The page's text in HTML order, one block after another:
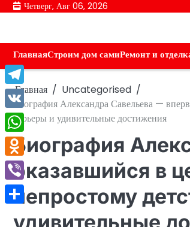
ПерейтиЧетверг, Авг 06, 2026
ГлавнаяСтроим дом самиРемонт и
Главная
Uncategorised
Биография Александра Савельева —
карьеры и удивительные достижения
Биография
оказавшийся в
непростому
удивительные
Telegram
VK
WhatsApp
Odnoklassniki
Viber